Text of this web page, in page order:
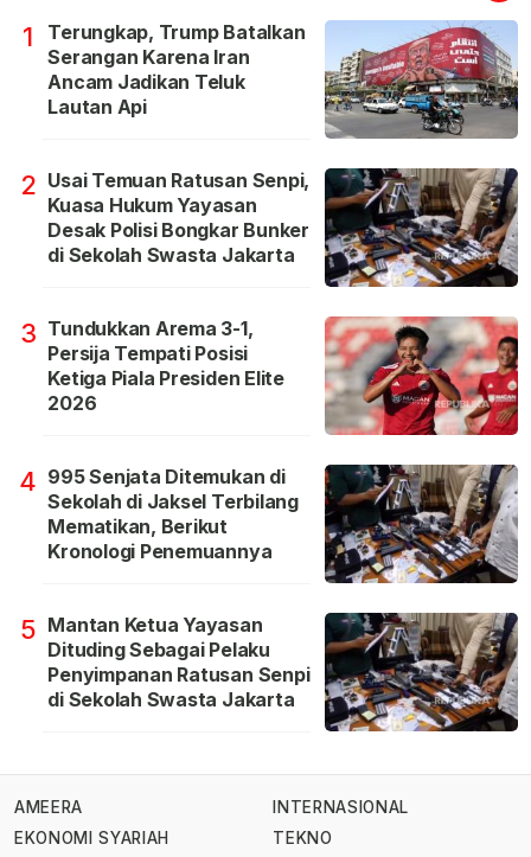
1
Terungkap, Trump Batalkan
Serangan Karena Iran
Ancam Jadikan Teluk
Lautan Api
2 Usai Temuan Ratusan Senpi,
Kuasa Hukum Yayasan
Desak Polisi Bongkar Bunker
di Sekolah Swasta Jakarta
3 Tundukkan Arema 3-1,
Persija Tempati Posisi
Ketiga Piala Presiden Elite
2026
4 995 Senjata Ditemukan di
Sekolah di Jaksel Terbilang
Mematikan, Berikut
Kronologi Penemuannya
5 Mantan Ketua Yayasan
Dituding Sebagai Pelaku
Penyimpanan Ratusan Senpi
di Sekolah Swasta Jakarta
AMEERA
EKONOMI SYARIAH
INTERNASIONAL
TEKNO